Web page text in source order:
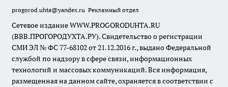
progorod.uhta@yandex.ru Рекламный отдел
Сетевое издание WWW.PROGORODUHTA.RU
(ВВВ.ПРОГОРОДУХТА.РУ). Свидетельство о регистрации
СМИ ЭЛ № ФС 77-68102 от 21.12.2016 г., выдано Федеральной
службой по надзору в сфере связи, информационных
технологий и массовых коммуникаций. Вся информация,
размещенная на данном сайте, охраняется в соответствии с